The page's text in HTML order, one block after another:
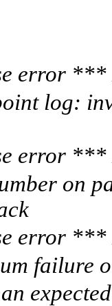
error
log:
error ***
on
error ***
failure
expected